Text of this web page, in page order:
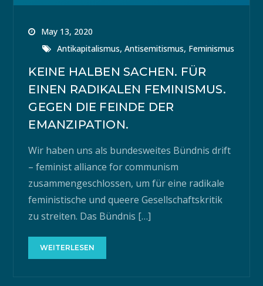
May 13, 2020
Antikapitalismus,Antisemitismus, Feminismus
KEINE HALBEN SACHEN. FÜR
EINEN RADIKALEN FEMINISMUS.
GEGEN DIE FEINDE DER
EMANZIPATION.
Wir haben uns als bundesweites Bündnis drift
– feminist alliance for communism
zusammengeschlossen, um für eine radikale
feministische und queere Gesellschaftskritik
zu streiten. Das Bündnis […]
WEITERLESEN